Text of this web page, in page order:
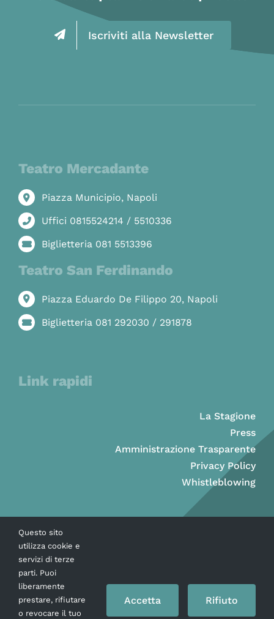
Iscriviti alla Newsletter
Teatro Mercadante
Piazza Municipio, Napoli
Uffici 0815524214 / 5510336
Biglietteria 081 5513396
Teatro San Ferdinando
Piazza Eduardo De Filippo 20, Napoli
Biglietteria 081 292030 / 291878
Link rapidi
La Stagione
Press
Amministrazione Trasparente
Privacy Policy
Whistleblowing
Questo sito
utilizza cookie e
servizi di terze
parti. Puoi
liberamente
prestare, rifiutare
o revocare il tuo
Accetta Rifiuto